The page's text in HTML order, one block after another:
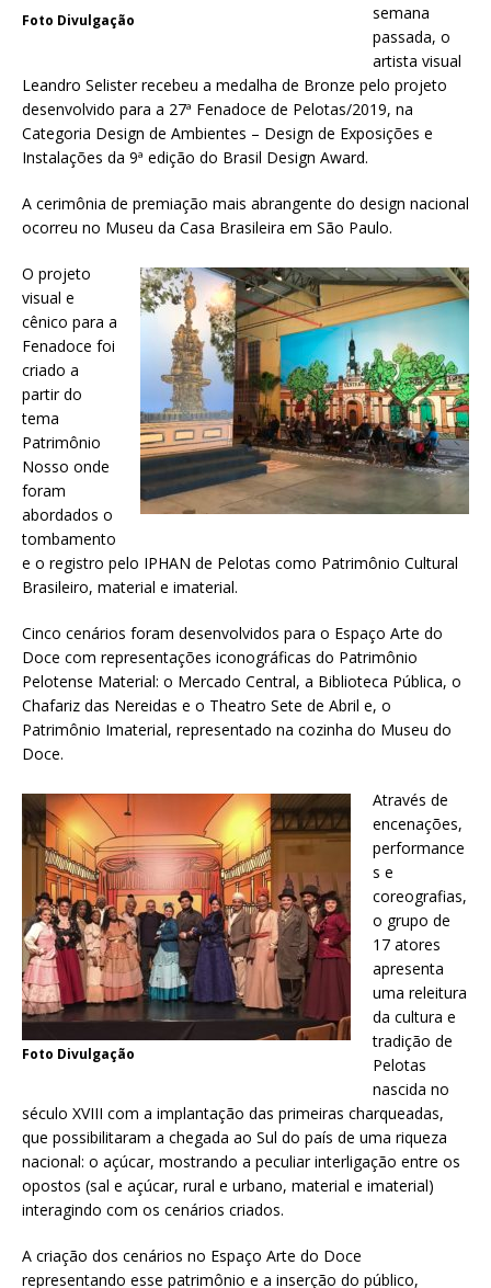
Foto Divulgação
semana
passada, o
artista visual
Leandro Selister recebeu a medalha de Bronze pelo projeto
desenvolvido para a 27ª Fenadoce de Pelotas/2019, na
Categoria Design de Ambientes – Design de Exposições e
Instalações da 9ª edição do Brasil Design Award.
A cerimônia de premiação mais abrangente do design nacional
ocorreu no Museu da Casa Brasileira em São Paulo.
O projeto
visual e
cênico para a
Fenadoce foi
criado a
partir do
tema
Patrimônio
Nosso onde
foram
abordados o
tombamento
e o registro pelo IPHAN de Pelotas como Patrimônio Cultural
Brasileiro, material e imaterial.
Cinco cenários foram desenvolvidos para o Espaço Arte do
Doce com representações iconográficas do Patrimônio
Pelotense Material: o Mercado Central, a Biblioteca Pública, o
Chafariz das Nereidas e o Theatro Sete de Abril e, o
Patrimônio Imaterial, representado na cozinha do Museu do
Doce.
Foto Divulgação
Através de
encenações,
performance
s e
coreografias,
o grupo de
17 atores
apresenta
uma releitura
da cultura e
tradição de
Pelotas
nascida no
século XVIII com a implantação das primeiras charqueadas,
que possibilitaram a chegada ao Sul do país de uma riqueza
nacional: o açúcar, mostrando a peculiar interligação entre os
opostos (sal e açúcar, rural e urbano, material e imaterial)
interagindo com os cenários criados.
A criação dos cenários no Espaço Arte do Doce
representando esse patrimônio e a inserção do público,